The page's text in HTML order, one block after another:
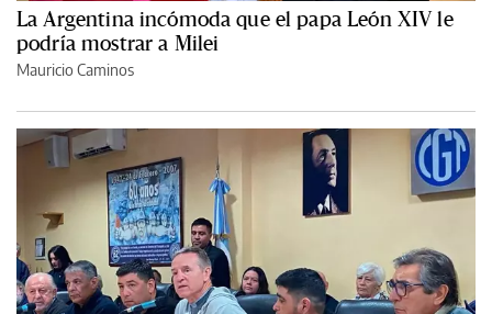
La Argentina incómoda que el papa León XIV le
podría mostrar a Milei
Mauricio Caminos